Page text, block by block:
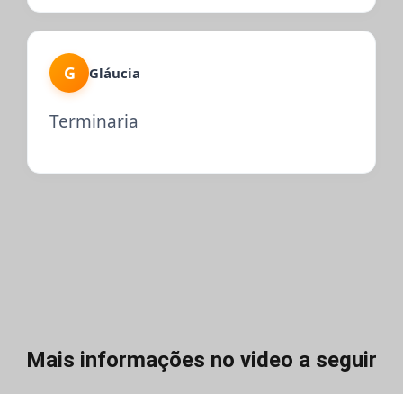
G Gláucia
Terminaria
Mais informações no video a seguir